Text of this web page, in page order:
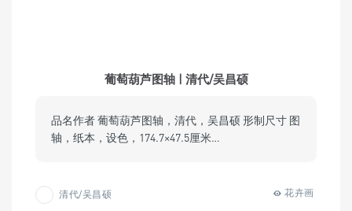
葡萄葫芦图轴 | 清代/吴昌硕
品名作者 葡萄葫芦图轴，清代，吴昌硕 形制尺寸 图
轴，纸本，设色，174.7×47.5厘米…
清代/吴昌硕 花卉画